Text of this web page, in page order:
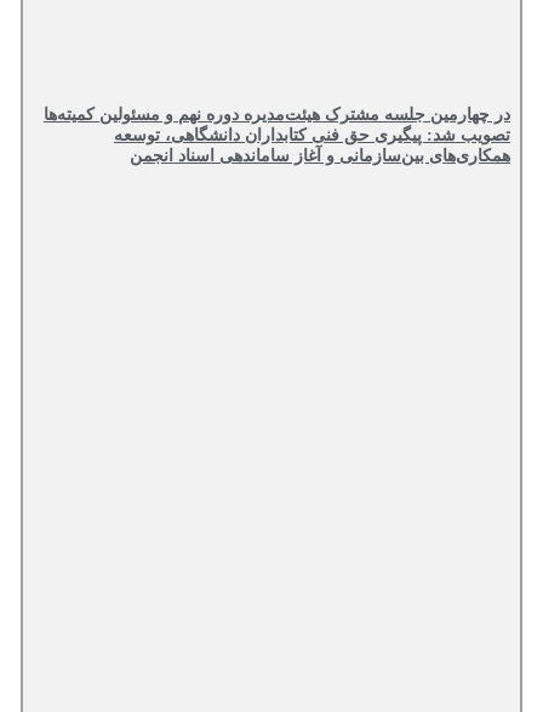
در چهارمین جلسه مشترک هیئت‌مدیره دوره نهم و مسئولین کمیته‌ها
تصویب شد: پیگیری حق فنی کتابداران دانشگاهی، توسعه
همکاری‌های بین‌سازمانی و آغاز ساماندهی اسناد انجمن